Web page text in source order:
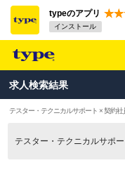
typeのアプリ
インストール
求人検索結果
テスター・テクニカルサポート × 契約
テスター・テクニカルサポ